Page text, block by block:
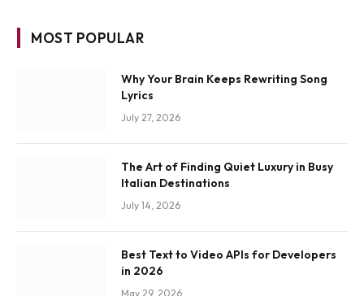
MOST POPULAR
Why Your Brain Keeps Rewriting Song
Lyrics
July 27, 2026
The Art of Finding Quiet Luxury in Busy
Italian Destinations
July 14, 2026
Best Text to Video APIs for Developers
in 2026
May 29, 2026